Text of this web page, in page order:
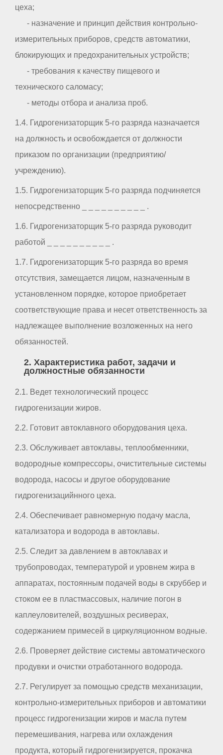
цеха;
- назначение и принцип действия контрольно-
измерительных приборов, средств автоматики,
блокирующих и предохранительных устройств;
- требования к качеству пищевого и
технического саломасу;
- методы отбора и анализа проб.
1.4. Гидрогенизаторщик 5-го разряда назначается
на должность и освобождается от должности
приказом по организации (предприятию/
учреждению).
1.5. Гидрогенизаторщик 5-го разряда подчиняется
непосредственно _ _ _ _ _ _ _ _ _ _ .
1.6. Гидрогенизаторщик 5-го разряда руководит
работой _ _ _ _ _ _ _ _ _ _ .
1.7. Гидрогенизаторщик 5-го разряда во время
отсутствия, замещается лицом, назначенным в
установленном порядке, которое приобретает
соответствующие права и несет ответственность за
надлежащее выполнение возложенных на него
обязанностей.
2. Характеристика работ, задачи и
должностные обязанности
2.1. Ведет технологический процесс
гидрогенизации жиров.
2.2. Готовит автоклавного оборудования цеха.
2.3. Обслуживает автоклавы, теплообменники,
водородные компрессоры, очистительные системы
водорода, насосы и другое оборудование
гидрогенизацийнного цеха.
2.4. Обеспечивает равномерную подачу масла,
катализатора и водорода в автоклавы.
2.5. Следит за давлением в автоклавах и
трубопроводах, температурой и уровнем жира в
аппаратах, постоянным подачей воды в скруббер и
стоком ее в пластмассовых, наличие погон в
каплеуловителей, воздушных ресиверах,
содержанием примесей в циркуляционном водные.
2.6. Проверяет действие системы автоматического
продувки и очистки отработанного водорода.
2.7. Регулирует за помощью средств механизации,
контрольно-измерительных приборов и автоматики
процесс гидрогенизации жиров и масла путем
перемешивания, нагрева или охлаждения
продукта, который гидрогенизируется, прокачка